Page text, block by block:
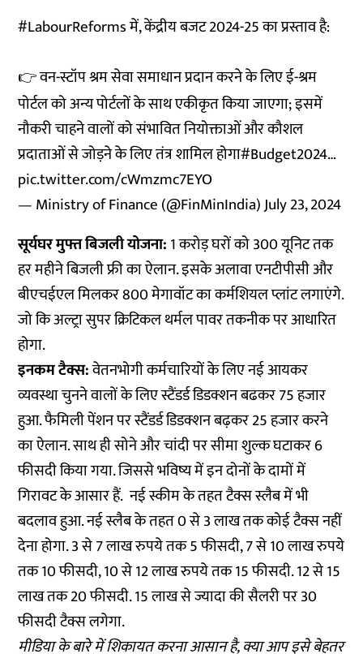
#LabourReformsमें, केंद्रीय बजट 2024-25 का प्रस्ताव है:
👉 वन-स्टॉप श्रम सेवा समाधान प्रदान करने के लिए ई-श्रम
पोर्टल को अन्य पोर्टलों के साथ एकीकृत किया जाएगा; इसमें
नौकरी चाहने वालों को संभावित नियोक्ताओं और कौशल
प्रदाताओं से जोड़ने के लिए तंत्र शामिल होगा#Budget2024…
pic.twitter.com/cWmzmc7EYO
— Ministry of Finance (@FinMinIndia)July 23, 2024
सूर्यघर मुफ्त बिजली योजना:1 करोड़ घरों को 300 यूनिट तक
हर महीने बिजली फ्री का ऐलान. इसके अलावा एनटीपीसी और
बीएचईएल मिलकर 800 मेगावॉट का कर्मशियल प्लांट लगाएंगे.
जो कि अल्ट्रा सुपर क्रिटिकल थर्मल पावर तकनीक पर आधारित
होगा.
इनकम टैक्स:वेतनभोगी कर्मचारियों के लिए नई आयकर
व्यवस्था चुनने वालों के लिए स्टैंडर्ड डिडक्शन बढकर 75 हजार
हुआ. फैमिली पेंशन पर स्टैंडर्ड डिडक्शन बढ़कर 25 हजार करने
का ऐलान. साथ ही सोने और चांदी पर सीमा शुल्क घटाकर 6
फीसदी किया गया. जिससे भविष्य में इन दोनों के दामों में
गिरावट के आसार हैं. नई स्कीम के तहत टैक्स स्लैब में भी
बदलाव हुआ. नई स्लैब के तहत 0 से 3 लाख तक कोई टैक्स नहीं
देना होगा. 3 से 7 लाख रुपये तक 5 फीसदी, 7 से 10 लाख रुपये
तक 10 फीसदी, 10 से 12 लाख रुपये तक 15 फीसदी. 12 से 15
लाख तक 20 फीसदी. 15 लाख से ज्यादा की सैलरी पर 30
फीसदी टैक्स लगेगा.
मीडिया के बारे में शिकायत करना आसान है, क्या आप इसे बेहतर